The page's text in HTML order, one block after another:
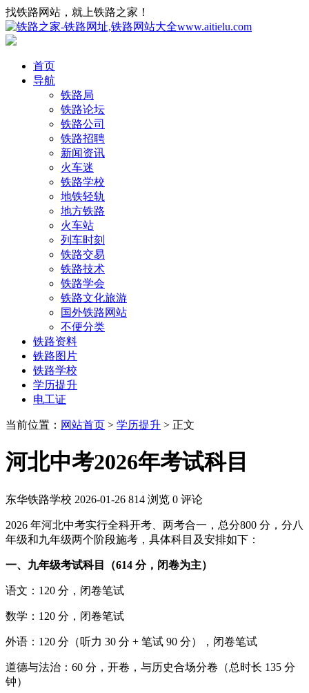
找铁路网站，就上铁路之家！
首页
导航
铁路局
铁路论坛
铁路公司
铁路招聘
新闻资讯
火车迷
铁路学校
地铁轻轨
地方铁路
火车站
列车时刻
铁路交易
铁路技术
铁路学会
铁路文化旅游
国外铁路网站
不便分类
铁路资料
铁路图片
铁路学校
学历提升
电工证
当前位置： 网站首页 > 学历提升 > 正文
河北中考2026年考试科目
东华铁路学校 2026-01-26 814 浏览 0 评论
2026 年河北中考实行全科开考、两考合一，总分800 分，分八
年级和九年级两个阶段施考，具体科目及安排如下：
一、九年级考试科目（614 分，闭卷为主）
语文：120 分，闭卷笔试
数学：120 分，闭卷笔试
外语：120 分（听力 30 分 + 笔试 90 分），闭卷笔试
道德与法治：60 分，开卷，与历史合场分卷（总时长 135 分
钟）